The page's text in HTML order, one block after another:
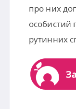
про них
особистий
рутинних